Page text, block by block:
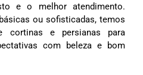
e o melhor atendimento.
ou sofisticadas, temos
cortinas e persianas para
com beleza e bom